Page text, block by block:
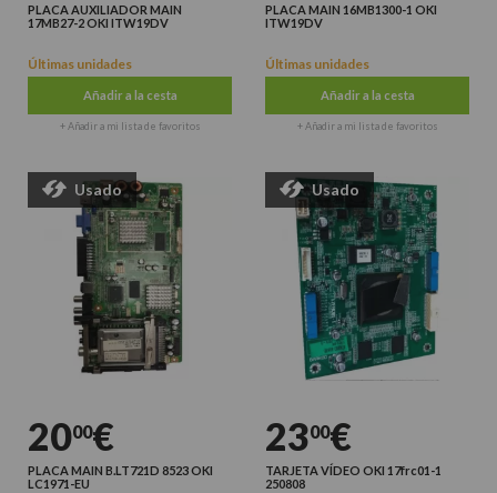
PLACA AUXILIADOR MAIN
17MB27-2 OKI ITW19DV
Últimas unidades
Añadir a la cesta
+ Añadir a mi lista de favoritos
PLACA MAIN 16MB1300-1 OKI
ITW19DV
Últimas unidades
Añadir a la cesta
+ Añadir a mi lista de favoritos
Usado
2000€
PLACA MAIN B.LT721D 8523 OKI
LC1971-EU
Usado
2300€
TARJETA VÍDEO OKI 17frc01-1
250808